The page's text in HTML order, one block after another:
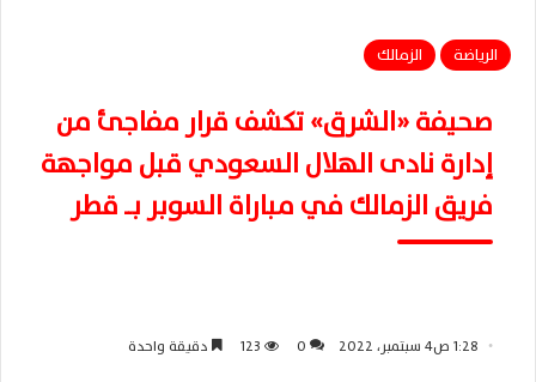
الرياضة الزمالك
صحيفة «الشرق» تكشف قرار مفاجئ من
إدارة نادى الهلال السعودي قبل مواجهة
فريق الزمالك في مباراة السوبر بــ قطر
1:28 ص4 سبتمبر، 2022 0
123 دقيقة واحدة